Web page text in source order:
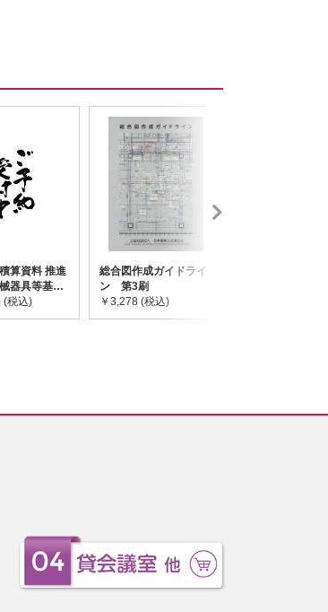
算資料 推進
器具等基礎
年度版
発売予定
(税込)
総合図作成ガイドライ
ン 第3刷
￥3,278 (税込)